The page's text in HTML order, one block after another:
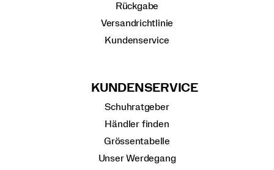
Rückgabe
Versandrichtlinie
Kundenservice
KUNDENSERVICE
Schuhratgeber
Händler finden
Grössentabelle
Unser Werdegang